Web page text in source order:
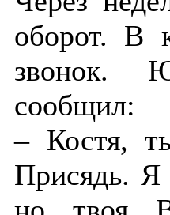
оборот. В
звонок.
сообщил:
– Костя,
Присядь. Я